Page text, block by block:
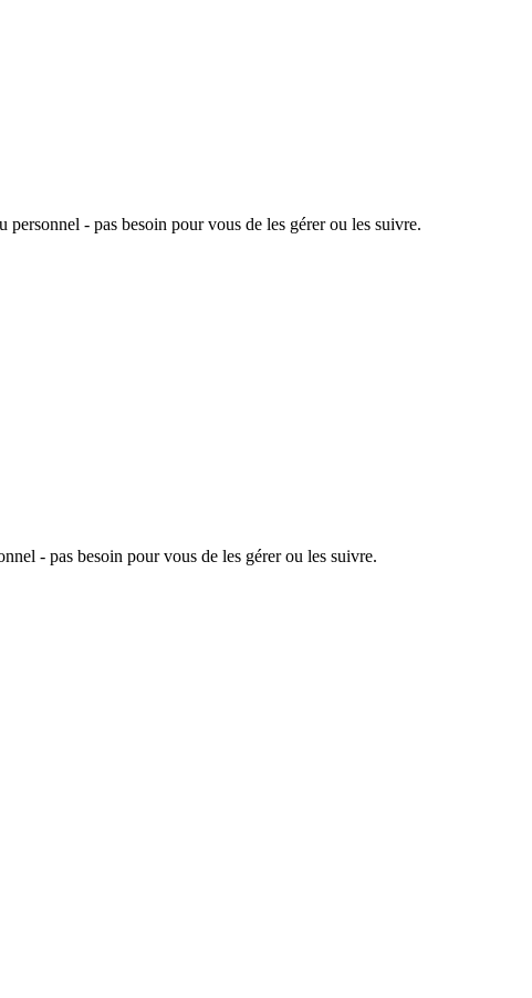
- pas besoin pour vous de les gérer ou les suivre.
- pas besoin pour vous de les gérer ou les suivre.